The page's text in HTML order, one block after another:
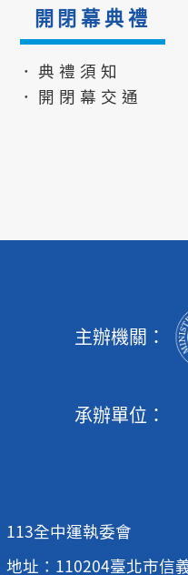
開閉幕典禮
．典禮須知
．開閉幕交通
主辦機關：
承辦單位：
113全中運執委會
地址：110204臺北市信